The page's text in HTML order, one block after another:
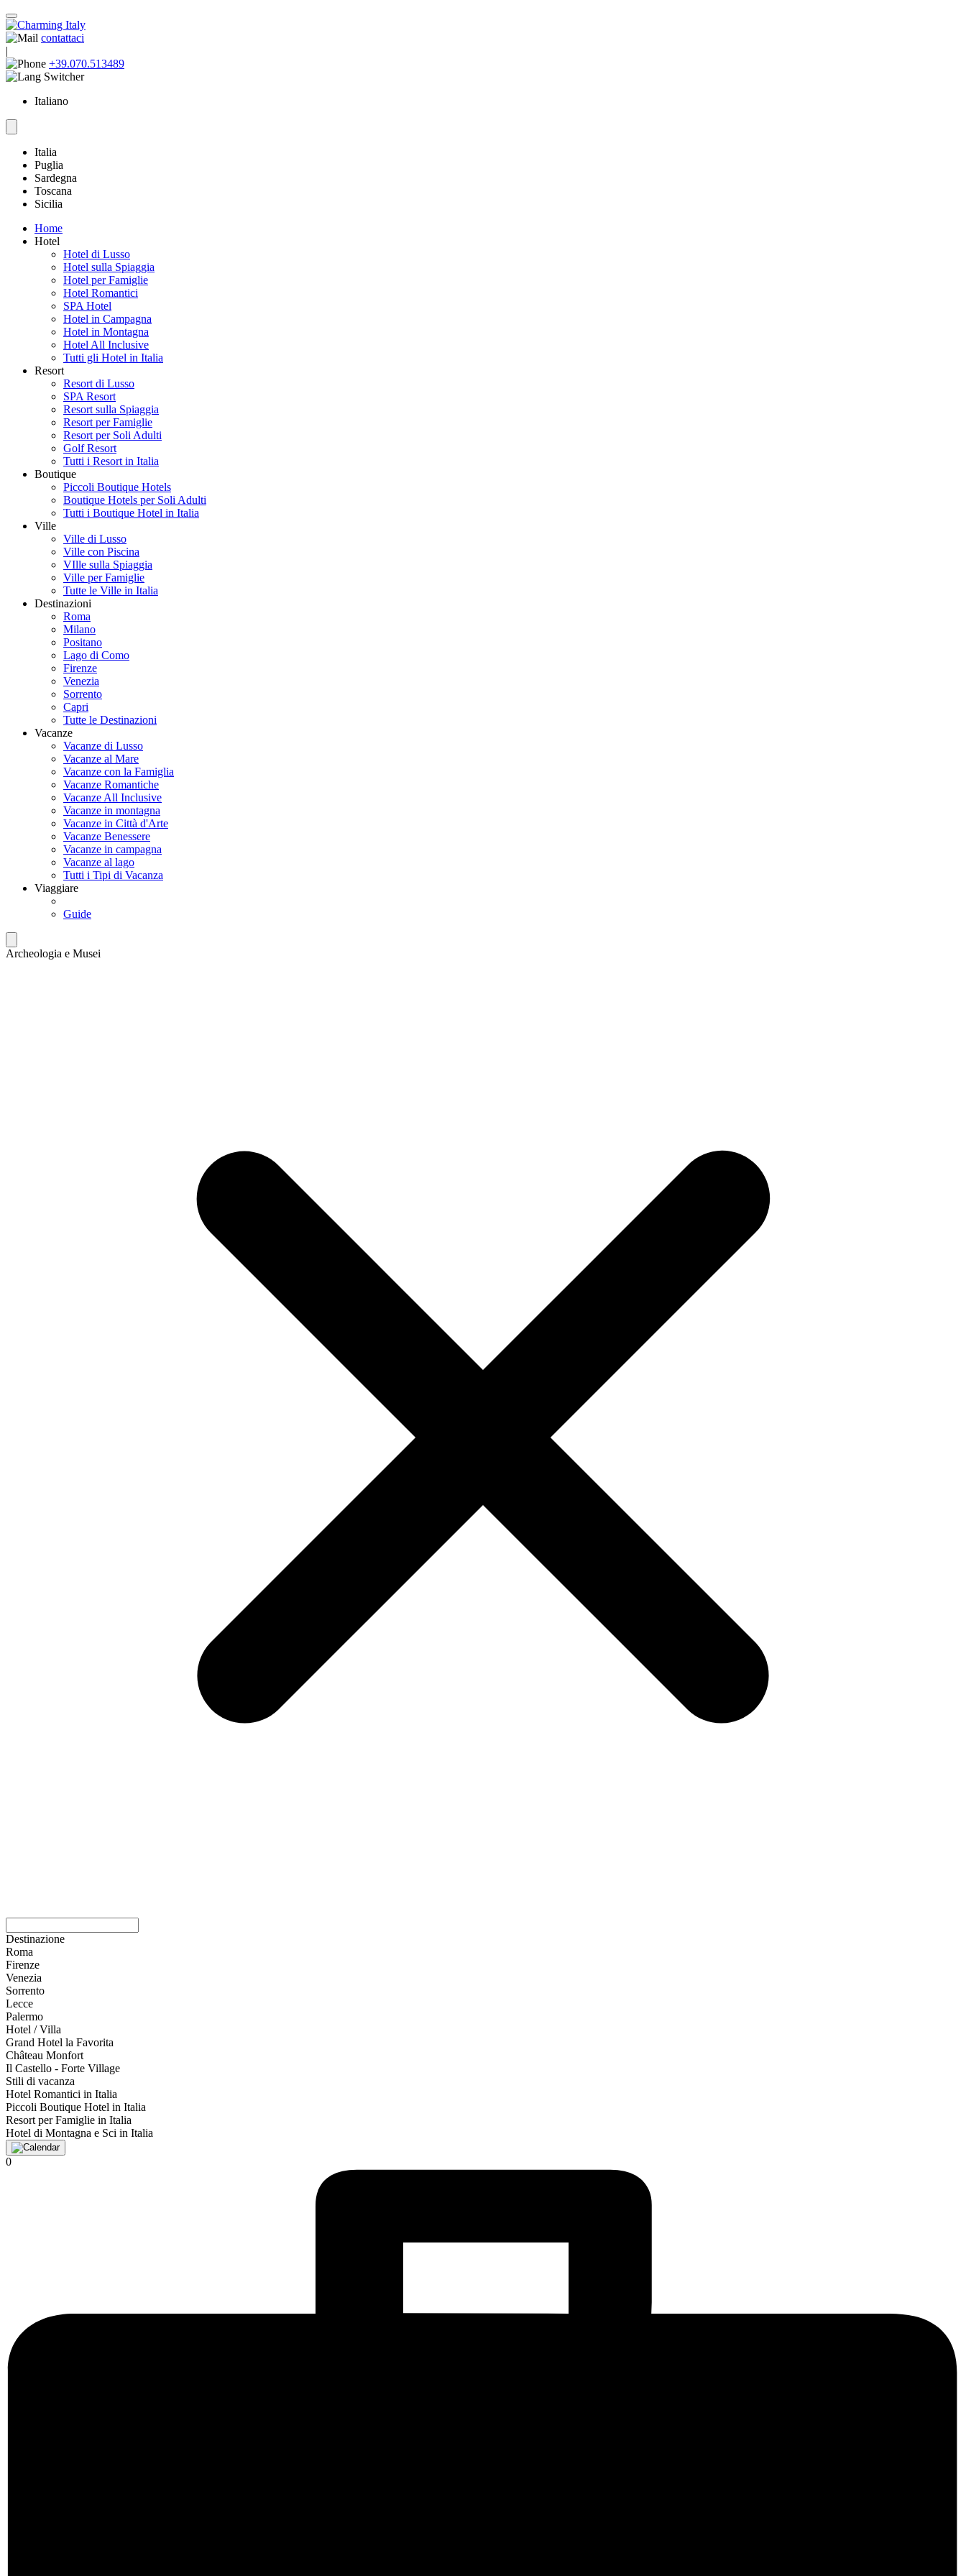
contattaci
|
+39.070.513489
Italiano
Italia
Puglia
Sardegna
Toscana
Sicilia
Home
Hotel
Hotel di Lusso
Hotel sulla Spiaggia
Hotel per Famiglie
Hotel Romantici
SPA Hotel
Hotel in Campagna
Hotel in Montagna
Hotel All Inclusive
Tutti gli Hotel in Italia
Resort
Resort di Lusso
SPA Resort
Resort sulla Spiaggia
Resort per Famiglie
Resort per Soli Adulti
Golf Resort
Tutti i Resort in Italia
Boutique
Piccoli Boutique Hotels
Boutique Hotels per Soli Adulti
Tutti i Boutique Hotel in Italia
Ville
Ville di Lusso
Ville con Piscina
VIlle sulla Spiaggia
Ville per Famiglie
Tutte le Ville in Italia
Destinazioni
Roma
Milano
Positano
Lago di Como
Firenze
Venezia
Sorrento
Capri
Tutte le Destinazioni
Vacanze
Vacanze di Lusso
Vacanze al Mare
Vacanze con la Famiglia
Vacanze Romantiche
Vacanze All Inclusive
Vacanze in montagna
Vacanze in Città d'Arte
Vacanze Benessere
Vacanze in campagna
Vacanze al lago
Tutti i Tipi di Vacanza
Viaggiare
Guide
Archeologia e Musei
Destinazione
Roma
Firenze
Venezia
Sorrento
Lecce
Palermo
Hotel / Villa
Grand Hotel la Favorita
Château Monfort
Il Castello - Forte Village
Stili di vacanza
Hotel Romantici in Italia
Piccoli Boutique Hotel in Italia
Resort per Famiglie in Italia
Hotel di Montagna e Sci in Italia
0